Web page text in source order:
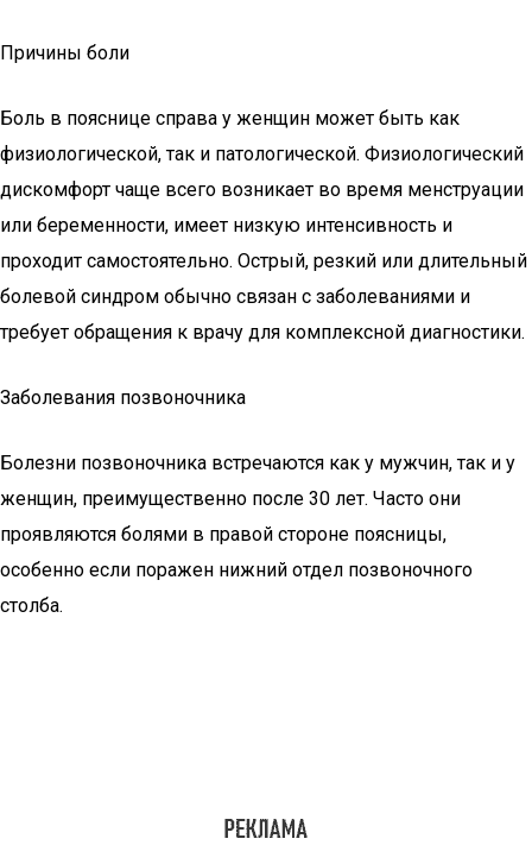
Причины боли
Боль в пояснице справа у женщин может быть как
физиологической, так и патологической. Физиологический
дискомфорт чаще всего возникает во время менструации
или беременности, имеет низкую интенсивность и
проходит самостоятельно. Острый, резкий или длительный
болевой синдром обычно связан с заболеваниями и
требует обращения к врачу для комплексной диагностики.
Заболевания позвоночника
Болезни позвоночника встречаются как у мужчин, так и у
женщин, преимущественно после 30 лет. Часто они
проявляются болями в правой стороне поясницы,
особенно если поражен нижний отдел позвоночного
столба.